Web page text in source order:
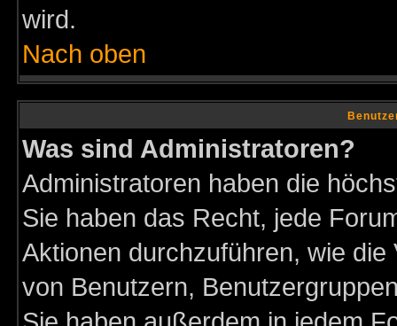
wird.
Nach oben
Was sind Administratoren?
Administratoren haben die
Sie haben das Recht, jede
Aktionen durchzuführen, wie
von Benutzern,